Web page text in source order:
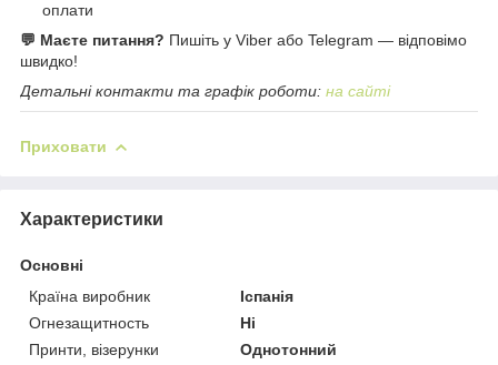
оплати
💬 Маєте питання? Пишіть у Viber або Telegram — відповімо
швидко!
Детальні контакти та графік роботи: на сайті
Приховати
Характеристики
Основні
Країна виробник
Іспанія
Огнезащитность
Ні
Принти, візерунки
Однотонний